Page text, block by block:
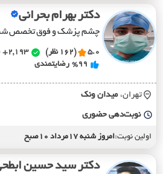
دکتر بهرام بحرانی
چشم پزشک و فوق تخصص
5.0 (162 نظر) 2,193+
%99 رضایتمندی
تهران، ميدان ونک
نوبت‌دهی حضوری
اولین نوبت:امروز شنبه 17مرداد 10صبح
دکتر سید حسین